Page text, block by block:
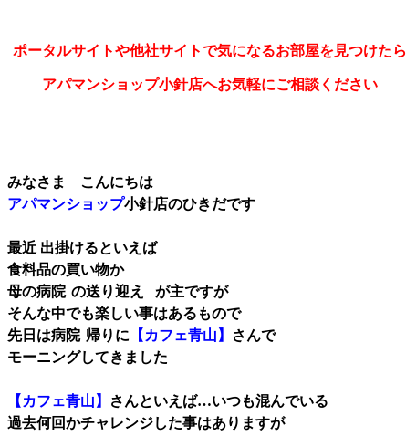
ポータルサイトや他社サイトで気になるお部屋を見つけたら
アパマンショップ小針店へお気軽にご相談ください
みなさま こんにちは
アパマンショップ小針店のひきだです
最近 出掛けるといえば
食料品の買い物か
母の病院 の送り迎え
が主ですが
そんな中でも楽しい事はあるもので
先日は病院 帰りに 【カフェ青山】
さんで
モーニングしてきました
【カフェ青山】
さんといえば…いつも混んでいる
過去何回かチャレンジした事はありますが